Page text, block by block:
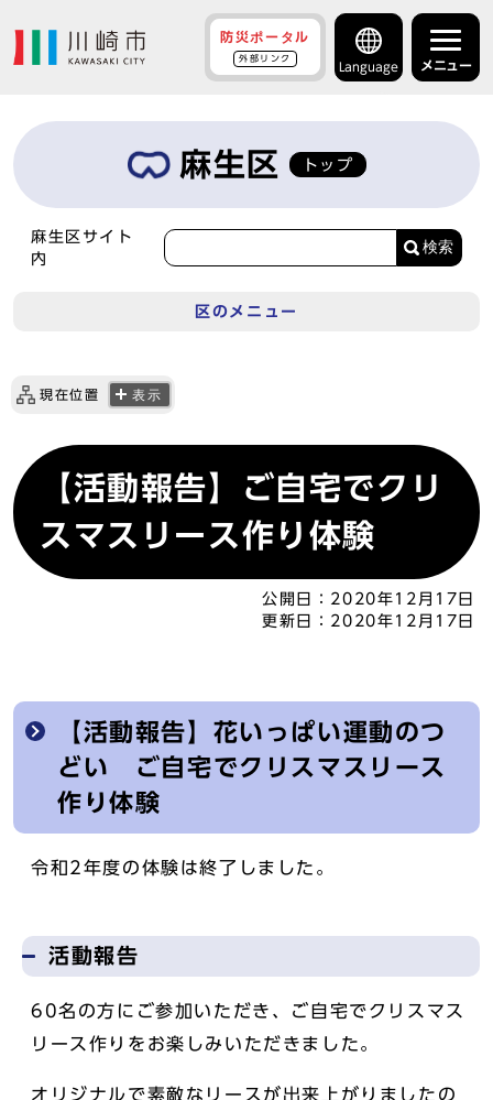
防災ポータル
外部リンク
Language メニュー
麻生区 トップ
麻生区サイト
内
検索
区のメニュー
現在位置 表示
【活動報告】ご自宅でクリ
スマスリース作り体験
公開日： 2020年12月17日
更新日： 2020年12月17日
【活動報告】花いっぱい運動のつ
どい ご自宅でクリスマスリース
作り体験
令和2年度の体験は終了しました。
活動報告
60名の方にご参加いただき、ご自宅でクリスマス
リース作りをお楽しみいただきました。
オリジナルで素敵なリースが出来上がりましたの